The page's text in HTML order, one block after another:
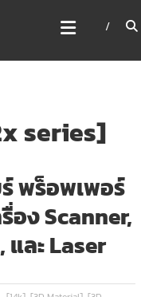
series]
พร็อพเพอร์
อง Scanner,
และ Laser